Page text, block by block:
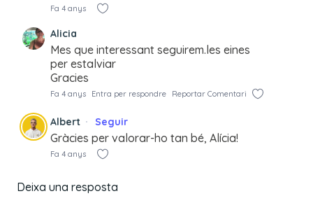
Fa 4 anys
Alicia
Mes que interessant seguirem.les eines
per estalviar
Gracies
Fa 4 anys Entra per respondre Reportar Comentari
Albert Seguir
Gràcies per valorar-ho tan bé, Alícia!
Fa 4 anys
Deixa una resposta